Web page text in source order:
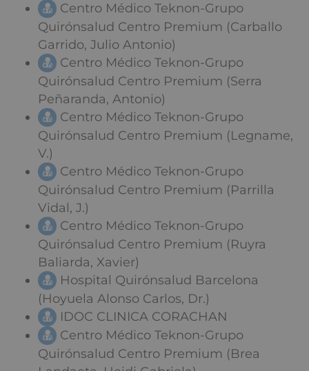
Centro Médico Teknon-Grupo
Quirónsalud Centro Premium (Carballo
Garrido, Julio Antonio)
Centro Médico Teknon-Grupo
Quirónsalud Centro Premium (Serra
Peñaranda, Antonio)
Centro Médico Teknon-Grupo
Quirónsalud Centro Premium (Legname,
V.)
Centro Médico Teknon-Grupo
Quirónsalud Centro Premium (Parrilla
Vidal, J.)
Centro Médico Teknon-Grupo
Quirónsalud Centro Premium (Ruyra
Baliarda, Xavier)
Hospital Quirónsalud Barcelona
(Hoyuela Alonso Carlos, Dr.)
IDOC CLINICA CORACHAN
Centro Médico Teknon-Grupo
Quirónsalud Centro Premium (Brea